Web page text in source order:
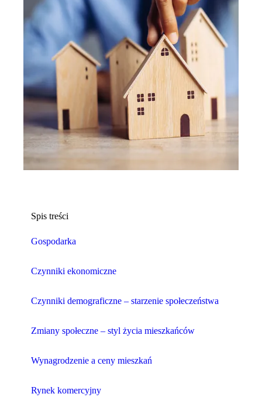
Spis treści
Gospodarka
Czynniki ekonomiczne
Czynniki demograficzne – starzenie społeczeństwa
Zmiany społeczne – styl życia mieszkańców
Wynagrodzenie a ceny mieszkań
Rynek komercyjny